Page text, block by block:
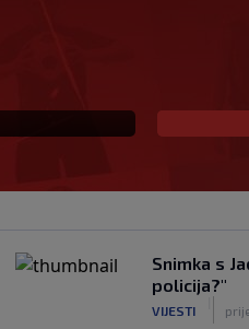
Snimka s
policija?"
VIJESTI